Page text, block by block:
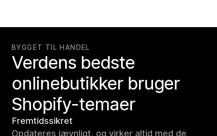
BYGGET TIL HANDEL
Verdens bedste
onlinebutikker bruger
Shopify-temaer
Fremtidssikret
Opdateres jævnligt, og virker altid med de